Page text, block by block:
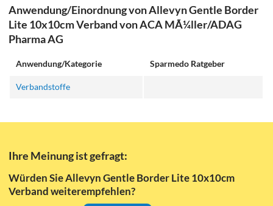
Anwendung/Einordnung von Allevyn Gentle Border
Lite 10x10cm Verband von ACA MÃ¼ller/ADAG
Pharma AG
Anwendung/Kategorie Sparmedo Ratgeber
Verbandstoffe
Ihre Meinung ist gefragt:
Würden Sie Allevyn Gentle Border Lite 10x10cm
Verband weiterempfehlen?